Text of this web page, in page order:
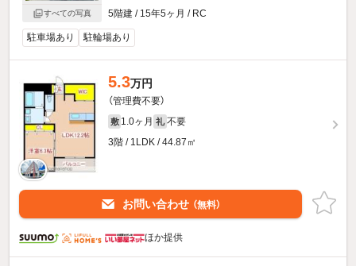
すべての写真
5階建 / 15年5ヶ月 / RC
駐車場あり 駐輪場あり
5.3万円
（管理費不要）
敷 1.0ヶ月 礼 不要
3階 / 1LDK / 44.87㎡
お問い合わせ （無料）
ほか提供